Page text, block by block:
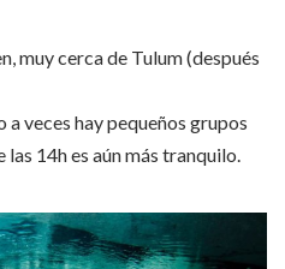
muy cerca de Tulum (después
veces hay pequeños grupos
14h es aún más tranquilo.